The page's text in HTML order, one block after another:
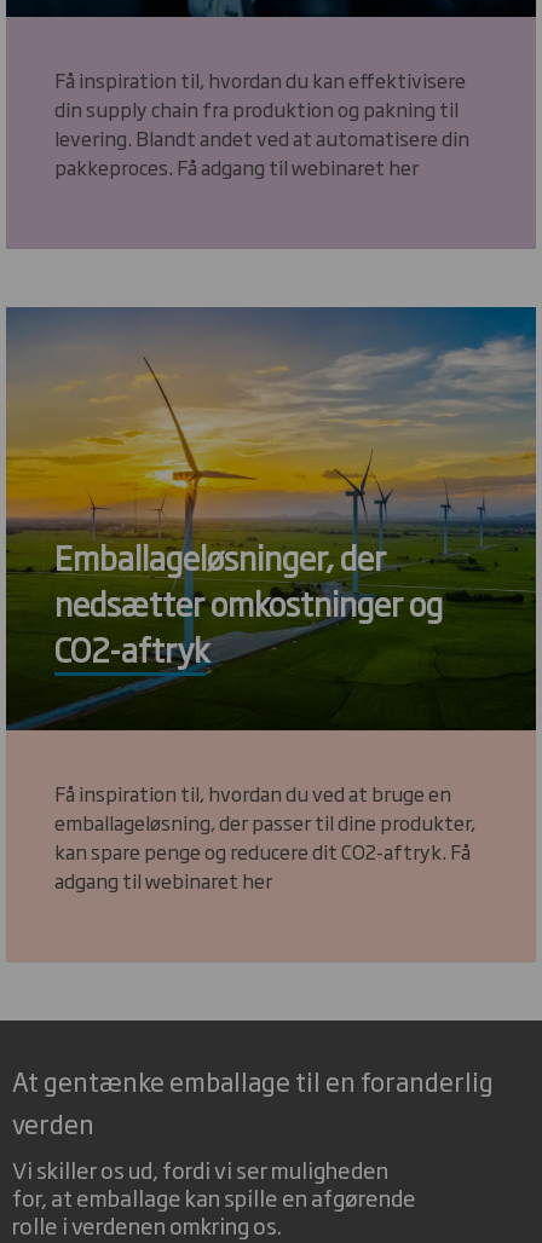
Få inspiration til, hvordan du kan effektivisere
din supply chain fra produktion og pakning til
levering. Blandt andet ved at automatisere din
pakkeproces. Få adgang til webinaret her
Emballageløsninger, der
nedsætter omkostninger og
CO2-aftryk
Få inspiration til, hvordan du ved at bruge en
emballageløsning, der passer til dine produkter,
kan spare penge og reducere dit CO2-aftryk. Få
adgang til webinaret her
At gentænke emballage til en foranderlig
verden
Vi skiller os ud, fordi vi ser muligheden
for, at emballage kan spille en afgørende
rolle i verdenen omkring os.